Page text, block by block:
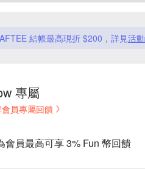
結帳最高現折 $200，詳見活
專屬
員專屬回饋
會員最高可享 3% Fun 幣回饋